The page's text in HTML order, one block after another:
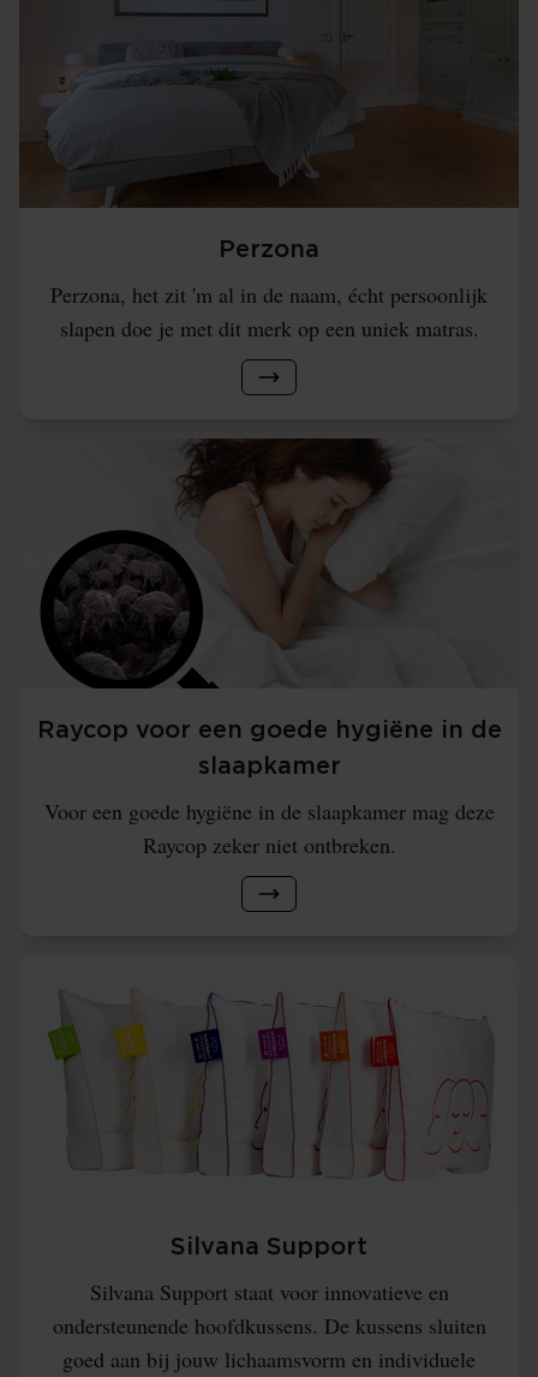
Perzona
Perzona, het zit 'm al in de naam, écht persoonlijk
slapen doe je met dit merk op een uniek matras.
Raycop voor een goede hygiëne in de
slaapkamer
Voor een goede hygiëne in de slaapkamer mag deze
Raycop zeker niet ontbreken.
Silvana Support
Silvana Support staat voor innovatieve en
ondersteunende hoofdkussens. De kussens sluiten
goed aan bij jouw lichaamsvorm en individuele